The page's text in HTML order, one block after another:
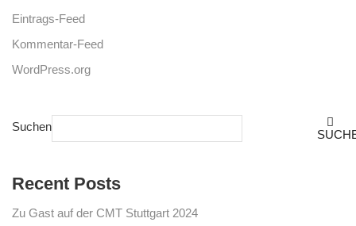
Eintrags-Feed
Kommentar-Feed
WordPress.org
Suchen
Recent Posts
Zu Gast auf der CMT Stuttgart 2024